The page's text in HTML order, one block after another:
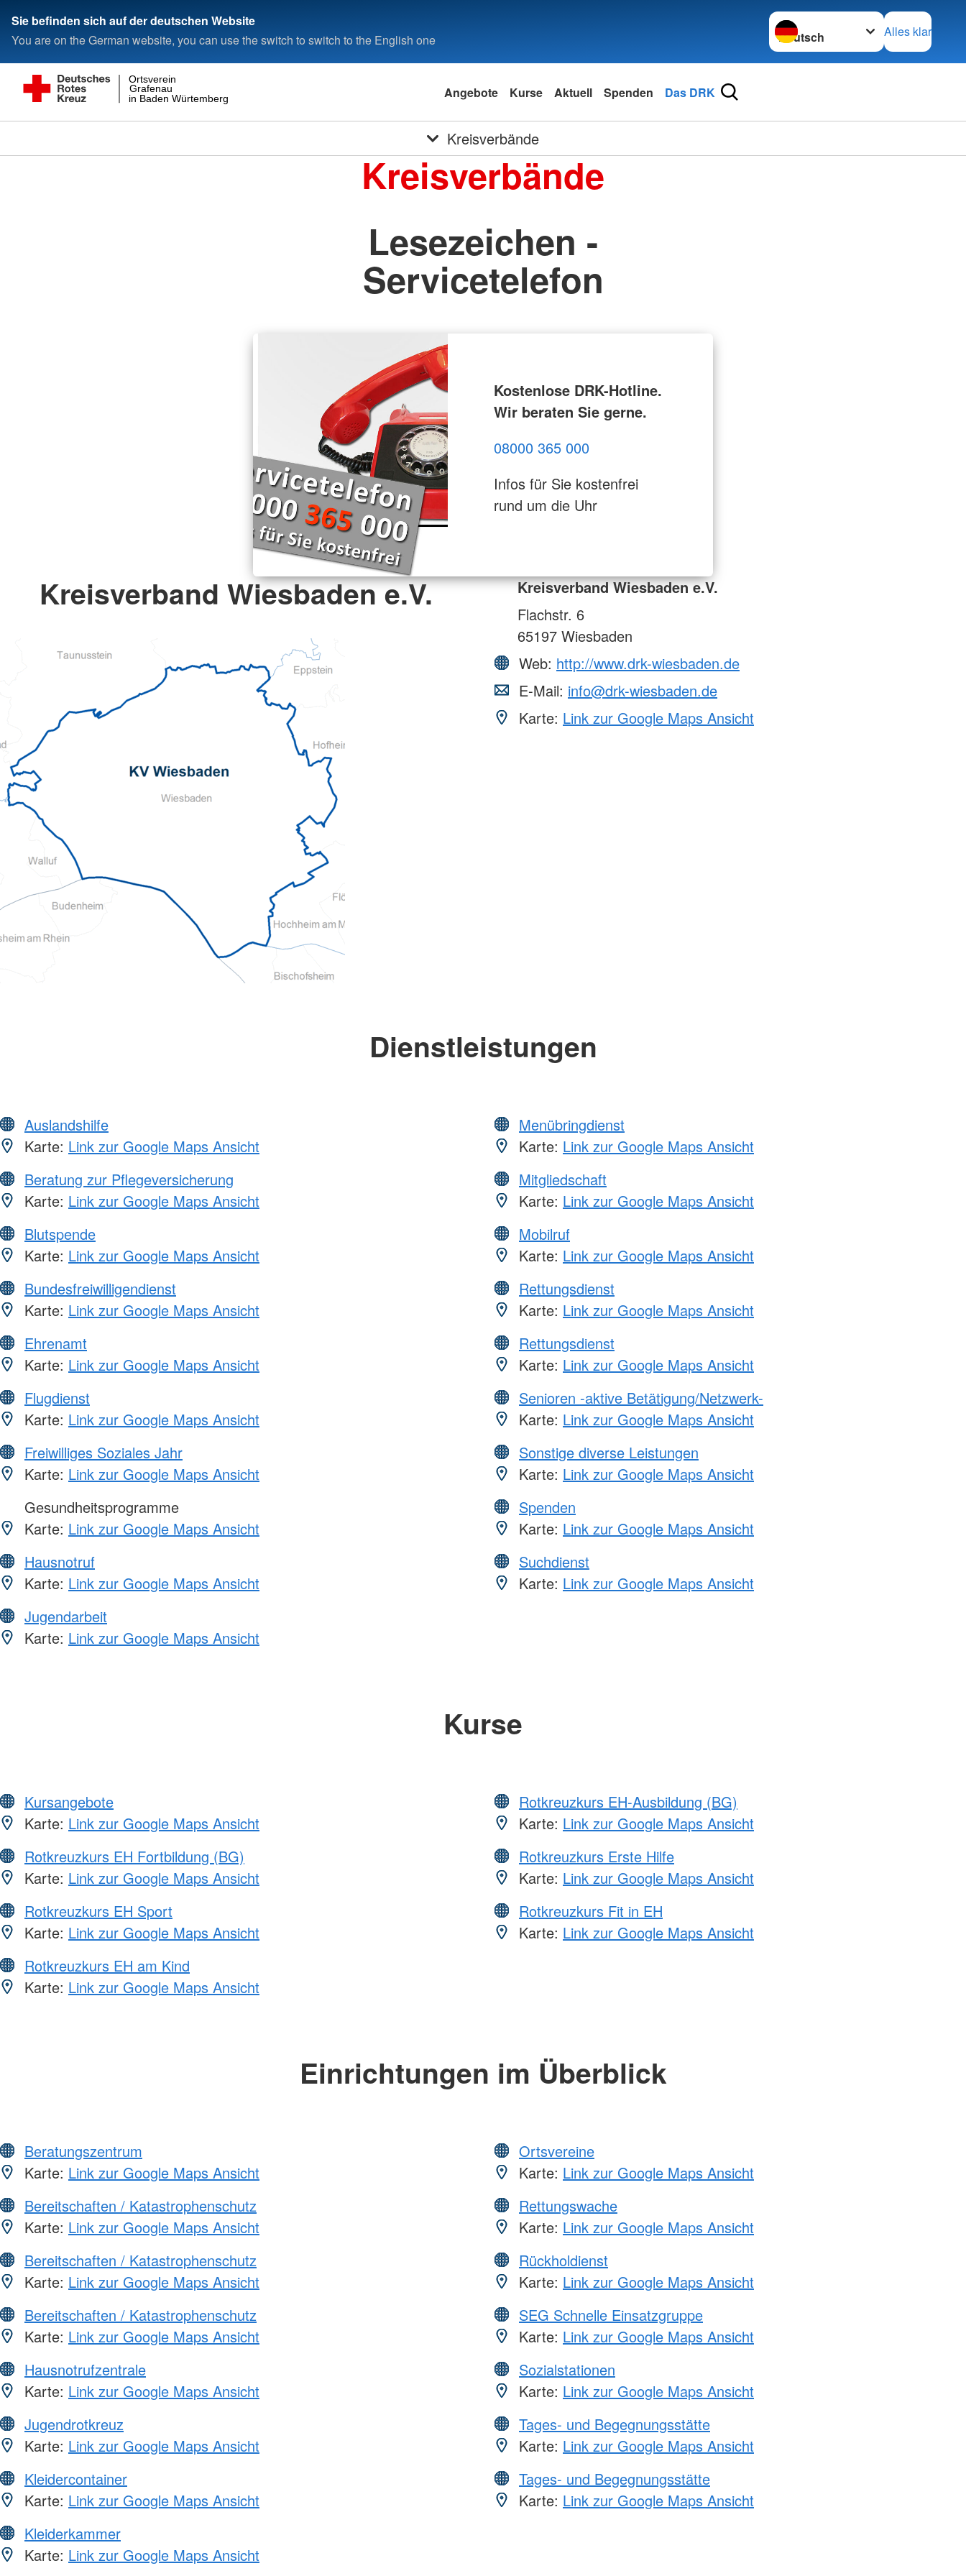
Sie befinden sich auf der deutschen Website
You are on the German website, you can use the switch to switch to the English one
Sprache wechseln zu
Alles klar
in Baden Würtemberg
Grafenau
Ortsverein
Angebote Kurse Aktuell Spenden Das DRK
Kreisverbände
Kreisverbände
Lesezeichen -
Servicetelefon
Kostenlose DRK-Hotline.
Wir beraten Sie gerne.
08000 365 000
Infos für Sie kostenfrei
rund um die Uhr
Kreisverband Wiesbaden e.V.
Kreisverband Wiesbaden e.V.
Flachstr. 6
65197 Wiesbaden
Web: http://www.drk-wiesbaden.de
E-Mail: info@drk-wiesbaden.de
Karte: Link zur Google Maps Ansicht
Dienstleistungen
Auslandshilfe
Karte: Link zur Google Maps Ansicht
Beratung zur Pflegeversicherung
Karte: Link zur Google Maps Ansicht
Blutspende
Karte: Link zur Google Maps Ansicht
Bundesfreiwilligendienst
Karte: Link zur Google Maps Ansicht
Ehrenamt
Karte: Link zur Google Maps Ansicht
Flugdienst
Karte: Link zur Google Maps Ansicht
Freiwilliges Soziales Jahr
Karte: Link zur Google Maps Ansicht
Gesundheitsprogramme
Karte: Link zur Google Maps Ansicht
Hausnotruf
Karte: Link zur Google Maps Ansicht
Jugendarbeit
Karte: Link zur Google Maps Ansicht
Menübringdienst
Karte: Link zur Google Maps Ansicht
Mitgliedschaft
Karte: Link zur Google Maps Ansicht
Mobilruf
Karte: Link zur Google Maps Ansicht
Rettungsdienst
Karte: Link zur Google Maps Ansicht
Rettungsdienst
Karte: Link zur Google Maps Ansicht
Senioren -aktive Betätigung/Netzwerk-
Karte: Link zur Google Maps Ansicht
Sonstige diverse Leistungen
Karte: Link zur Google Maps Ansicht
Spenden
Karte: Link zur Google Maps Ansicht
Suchdienst
Karte: Link zur Google Maps Ansicht
Kurse
Kursangebote
Karte: Link zur Google Maps Ansicht
Rotkreuzkurs EH Fortbildung (BG)
Karte: Link zur Google Maps Ansicht
Rotkreuzkurs EH Sport
Karte: Link zur Google Maps Ansicht
Rotkreuzkurs EH am Kind
Karte: Link zur Google Maps Ansicht
Rotkreuzkurs EH-Ausbildung (BG)
Karte: Link zur Google Maps Ansicht
Rotkreuzkurs Erste Hilfe
Karte: Link zur Google Maps Ansicht
Rotkreuzkurs Fit in EH
Karte: Link zur Google Maps Ansicht
Einrichtungen im Überblick
Beratungszentrum
Karte: Link zur Google Maps Ansicht
Bereitschaften / Katastrophenschutz
Karte: Link zur Google Maps Ansicht
Bereitschaften / Katastrophenschutz
Karte: Link zur Google Maps Ansicht
Bereitschaften / Katastrophenschutz
Karte: Link zur Google Maps Ansicht
Hausnotrufzentrale
Karte: Link zur Google Maps Ansicht
Jugendrotkreuz
Karte: Link zur Google Maps Ansicht
Kleidercontainer
Karte: Link zur Google Maps Ansicht
Kleiderkammer
Karte: Link zur Google Maps Ansicht
Ortsvereine
Karte: Link zur Google Maps Ansicht
Rettungswache
Karte: Link zur Google Maps Ansicht
Rückholdienst
Karte: Link zur Google Maps Ansicht
SEG Schnelle Einsatzgruppe
Karte: Link zur Google Maps Ansicht
Sozialstationen
Karte: Link zur Google Maps Ansicht
Tages- und Begegnungsstätte
Karte: Link zur Google Maps Ansicht
Tages- und Begegnungsstätte
Karte: Link zur Google Maps Ansicht